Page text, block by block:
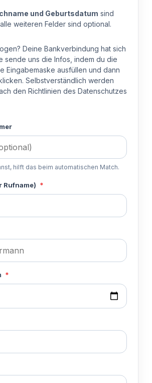
und Geburtsdatum sind
weiteren Felder sind optional.
Deine Bankverbindung hat sich
sende uns die Infos, indem du die
Eingabemaske ausfüllen und dann
Selbstverständlich werden
den Richtlinien des Datenschutzes
hilft das beim automatischen Match.
Rufname) *
*